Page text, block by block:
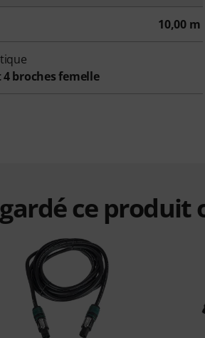
10,00 m
4 broches femelle
ce produit